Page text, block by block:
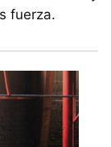
fuerza.